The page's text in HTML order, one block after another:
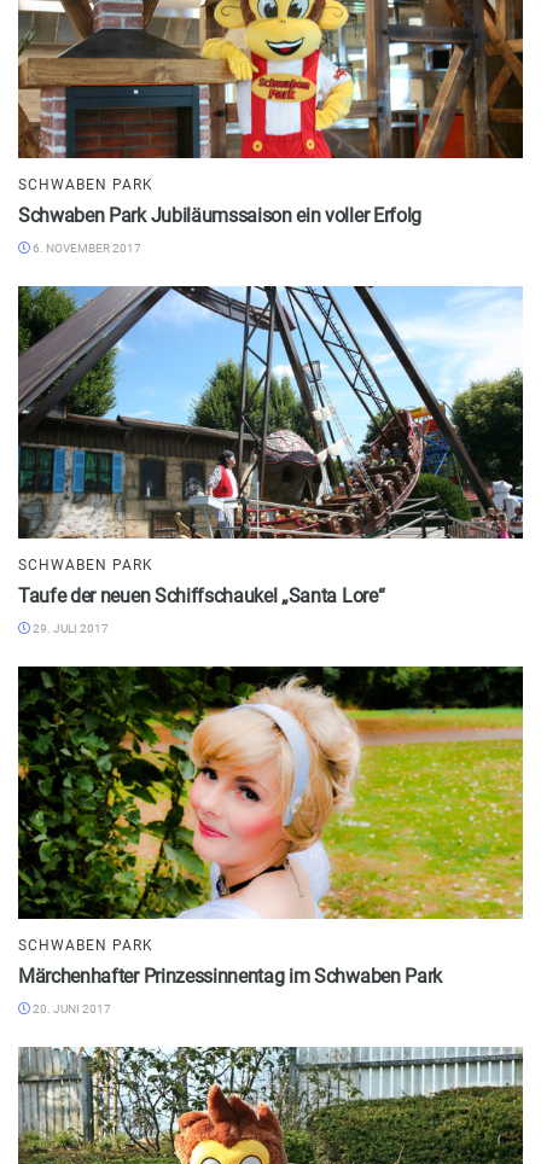
SCHWABEN PARK
Schwaben Park Jubiläumssaison ein voller Erfolg
6. NOVEMBER 2017
SCHWABEN PARK
Taufe der neuen Schiffschaukel „Santa Lore“
29. JULI 2017
SCHWABEN PARK
Märchenhafter Prinzessinnentag im Schwaben Park
20. JUNI 2017